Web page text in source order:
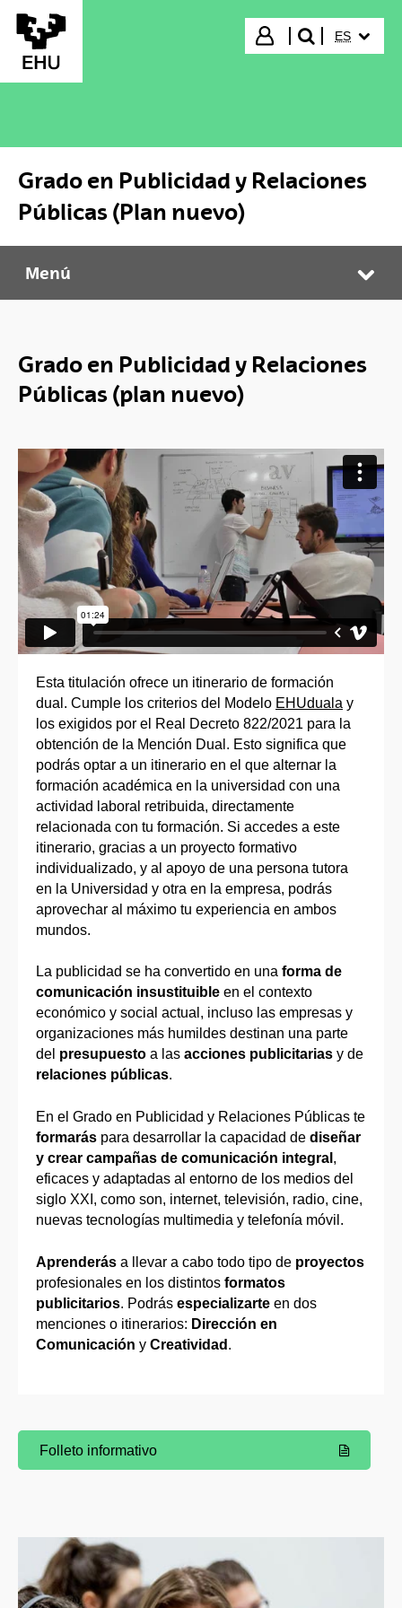
Saltar al contenido principal
Iniciar sesión
buscar"
ES
Grado en Publicidad y Relaciones
Públicas (Plan nuevo)
Grado en Publicidad y Relaciones Públicas (Plan nuevo)
Menú
Grado en Publicidad y Relaciones
Públicas (plan nuevo)
Esta titulación ofrece un itinerario de formación
dual. Cumple los criterios del Modelo EHUduala y
los exigidos por el Real Decreto 822/2021 para la
obtención de la Mención Dual. Esto significa que
podrás optar a un itinerario en el que alternar la
formación académica en la universidad con una
actividad laboral retribuida, directamente
relacionada con tu formación. Si accedes a este
itinerario, gracias a un proyecto formativo
individualizado, y al apoyo de una persona tutora
en la Universidad y otra en la empresa, podrás
aprovechar al máximo tu experiencia en ambos
mundos.
La publicidad se ha convertido en una forma de
comunicación insustituible en el contexto
económico y social actual, incluso las empresas y
organizaciones más humildes destinan una parte
del presupuesto a las acciones publicitarias y de
relaciones públicas.
En el Grado en Publicidad y Relaciones Públicas te
formarás para desarrollar la capacidad de diseñar
y crear campañas de comunicación integral ,
eficaces y adaptadas al entorno de los medios del
siglo XXI, como son, internet, televisión, radio, cine,
nuevas tecnologías multimedia y telefonía móvil.
Aprenderás a llevar a cabo todo tipo de proyectos
profesionales en los distintos formatos
publicitarios. Podrás especializarte en dos
menciones o itinerarios: Dirección en
Comunicación y Creatividad .
(Abre una nueva ventana)
Folleto informativo